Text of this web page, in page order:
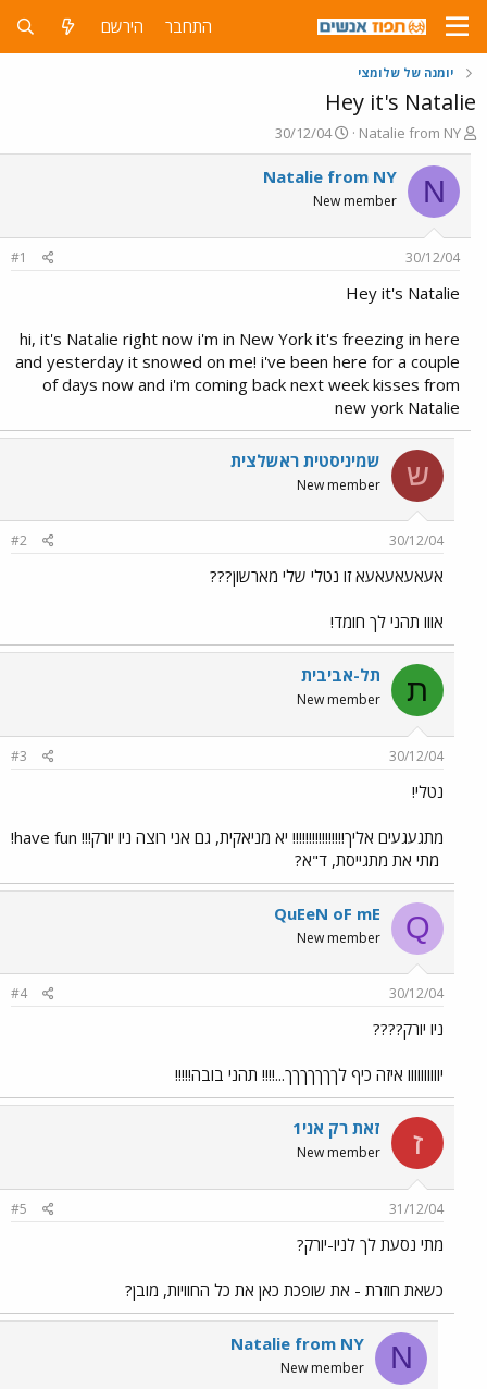
התחבר הירשם
יומנה של שלומצי
Hey it's Natalie
פ
ו
ת
ח
ה
ש
א
Natalie from NY
פ
ו
ר
ם
30/12/04
N
Natalie from NY
New member
30/12/04
#1
Hey it's Natalie
hi, it's Natalie right now i'm in New York it's freezing in here
and yesterday it snowed on me! i've been here for a couple
of days now and i'm coming back next week kisses from
new york Natalie
ש שמיניסטית ראשלצית
New member
30/12/04
#2
אעאעאעאעא זו נטלי שלי מארשון???
אווו תהני לך חומד!
ת תל-אביבית
New member
30/12/04
#3
נטלי!
מתגעגעים אליך!!!!!!!!!!!!!!!! יא מניאקית, גם אני רוצה ניו יורק!!! have fun!
מתי את מתגייסת, ד"א?
Q
QuEeN oF mE
New member
30/12/04
#4
ניו יורק????
יוווווווווו איזה כיף לךךךךךךך...!!!! תהני בובה!!!!!
ז זאת רק אני1
New member
31/12/04
#5
מתי נסעת לך לניו-יורק?
כשאת חוזרת - את שופכת כאן את כל החוויות, מובן?
N
Natalie from NY
New member